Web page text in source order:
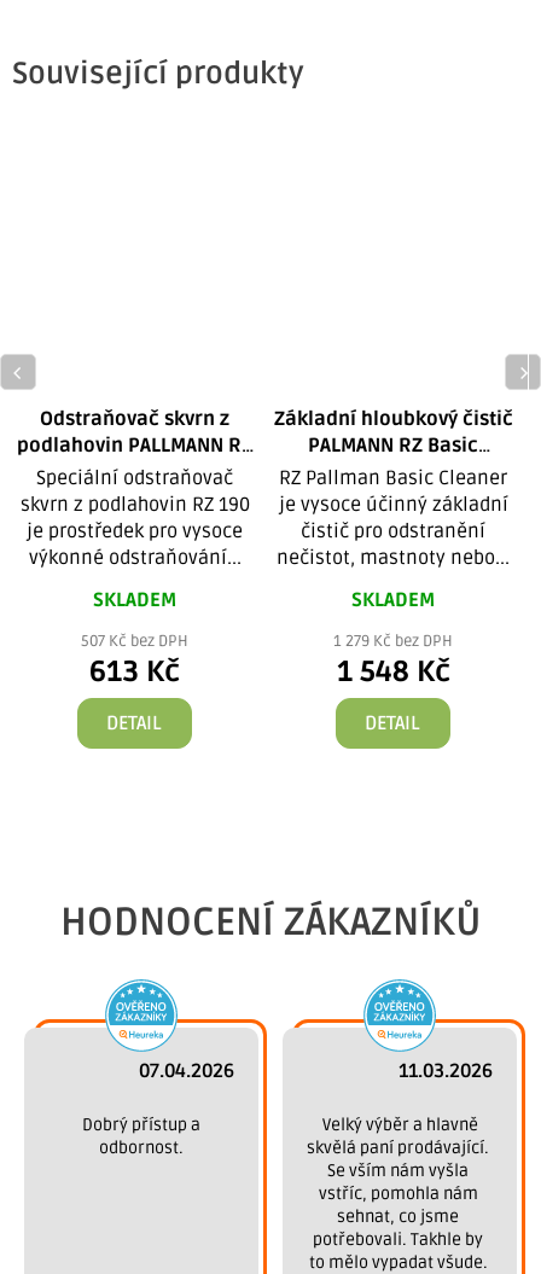
Související produkty
Odstraňovač skvrn z
podlahovin PALLMANN RZ
190 Boden Fleckenlöser
Speciální odstraňovač
skvrn z podlahovin RZ 190
je prostředek pro vysoce
výkonné odstraňování...
SKLADEM
507 Kč bez DPH
613 Kč
DETAIL
Základní hloubkový čistič
PALMANN RZ Basic
Cleaner Universal 5 l
RZ Pallman Basic Cleaner
je vysoce účinný základní
čistič pro odstranění
nečistot, mastnoty nebo...
SKLADEM
1 279 Kč bez DPH
1 548 Kč
DETAIL
HODNOCENÍ ZÁKAZNÍKŮ
07.04.2026
odbornost.
11.03.2026
skvělá paní prodávající.
Se vším nám vyšla
vstříc, pomohla nám
sehnat, co jsme
potřebovali. Takhle by
to mělo vypadat všude.